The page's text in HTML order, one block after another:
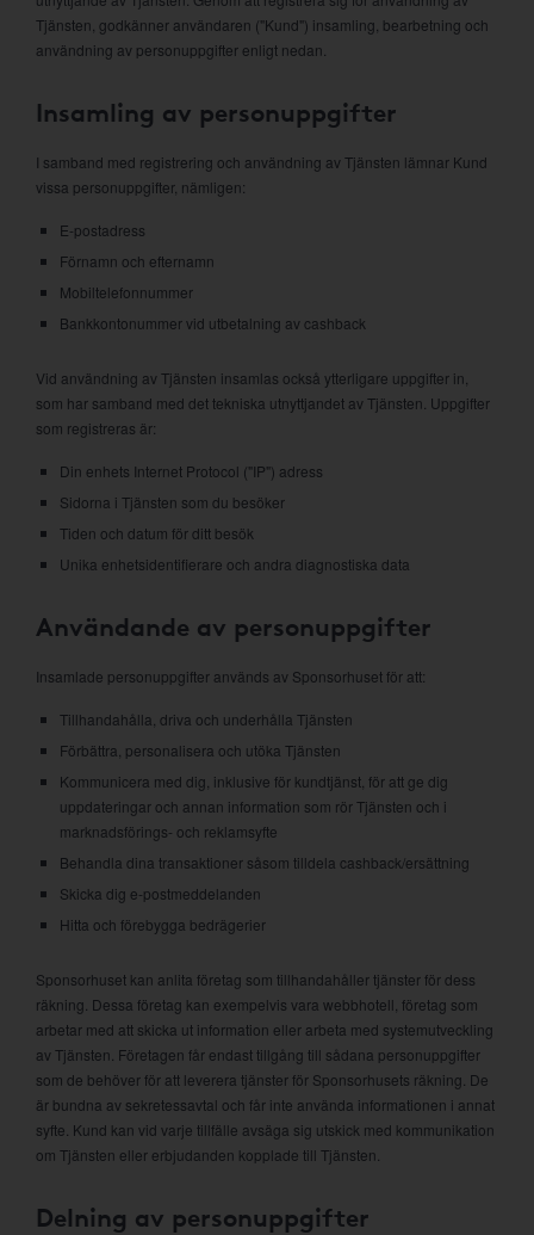
Tjänsten, godkänner användaren ("Kund") insamling, bearbetning och
användning av personuppgifter enligt nedan.
Insamling av personuppgifter
I samband med registrering och användning av Tjänsten lämnar Kund
vissa personuppgifter, nämligen:
E-postadress
Förnamn och efternamn
Mobiltelefonnummer
Bankkontonummer vid utbetalning av cashback
Vid användning av Tjänsten insamlas också ytterligare uppgifter in,
som har samband med det tekniska utnyttjandet av Tjänsten. Uppgifter
som registreras är:
Din enhets Internet Protocol ("IP") adress
Sidorna i Tjänsten som du besöker
Tiden och datum för ditt besök
Unika enhetsidentifierare och andra diagnostiska data
Användande av personuppgifter
Insamlade personuppgifter används av Sponsorhuset för att:
Tillhandahålla, driva och underhålla Tjänsten
Förbättra, personalisera och utöka Tjänsten
Kommunicera med dig, inklusive för kundtjänst, för att ge dig
uppdateringar och annan information som rör Tjänsten och i
marknadsförings- och reklamsyfte
Behandla dina transaktioner såsom tilldela cashback/ersättning
Skicka dig e-postmeddelanden
Hitta och förebygga bedrägerier
Sponsorhuset kan anlita företag som tillhandahåller tjänster för dess
räkning. Dessa företag kan exempelvis vara webbhotell, företag som
arbetar med att skicka ut information eller arbeta med systemutveckling
av Tjänsten. Företagen får endast tillgång till sådana personuppgifter
som de behöver för att leverera tjänster för Sponsorhusets räkning. De
är bundna av sekretessavtal och får inte använda informationen i annat
syfte. Kund kan vid varje tillfälle avsäga sig utskick med kommunikation
om Tjänsten eller erbjudanden kopplade till Tjänsten.
Delning av personuppgifter